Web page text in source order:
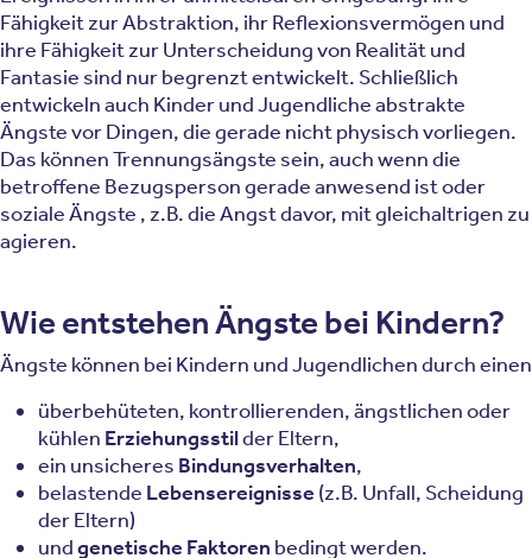
Fähigkeit zur Abstraktion, ihr Reflexionsvermögen und
ihre Fähigkeit zur Unterscheidung von Realität und
Fantasie sind nur begrenzt entwickelt. Schließlich
entwickeln auch Kinder und Jugendliche abstrakte
Ängste vor Dingen, die gerade nicht physisch vorliegen.
Das können Trennungsängste sein, auch wenn die
betroffene Bezugsperson gerade anwesend ist oder
soziale Ängste , z.B. die Angst davor, mit gleichaltrigen zu
agieren.
Wie entstehen Ängste bei Kindern?
Ängste können bei Kindern und Jugendlichen durch einen
überbehüteten, kontrollierenden, ängstlichen oder
kühlen Erziehungsstilder Eltern,
ein unsicheres Bindungsverhalten,
belastende Lebensereignisse (z.B. Unfall, Scheidung
der Eltern)
undgenetische Faktoren bedingt werden.